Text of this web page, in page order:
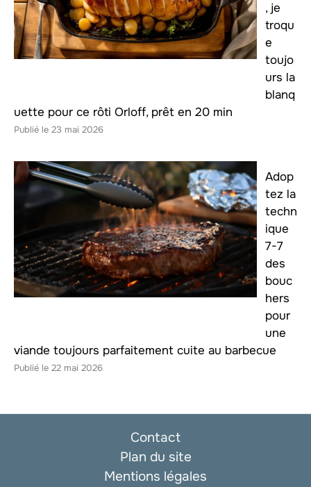
, je
troqu
e
toujo
urs la
blanq
uette pour ce rôti Orloff, prêt en 20 min
23 mai 2026
Adop
tez la
techn
ique
7-7
des
bouc
hers
pour
une
viande toujours parfaitement cuite au barbecue
22 mai 2026
Contact
Plan du site
Mentions légales